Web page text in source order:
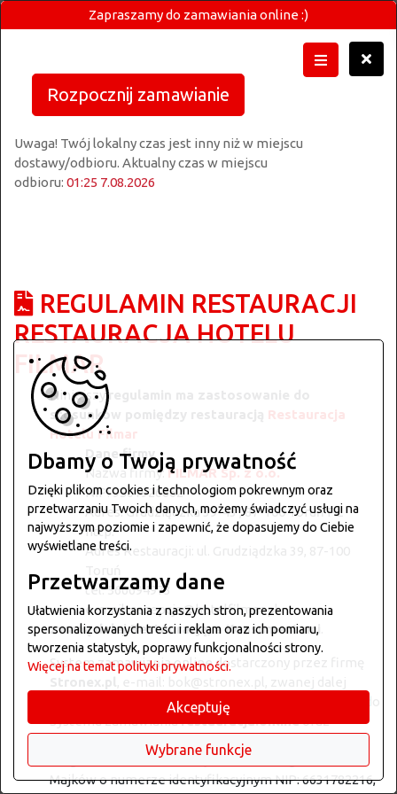
Zapraszamy do zamawiania online :)
Rozpocznij zamawianie
Uwaga! Twój lokalny czas jest inny niż w miejscu
dostawy/odbioru. Aktualny czas w miejscu
odbioru: 01:25 7.08.2026
REGULAMIN RESTAURACJI
RESTAURACJA HOTELU
FILMAR
Niniejszyregulamin ma zastosowanie do
stosunków pomiędzy restauracją Restauracja
Hotelu Filmar
Dane firmy
Nazwa firmy:FILMAR Sp. z o.o.
NIP:9561926662
Adres:Grudziądzka 39-43 , 87-100 Toruń PL
http:
Adres Restauracji:
tel:566694973
e-mail:recepcja@hotelfilmar.pl
zwaną dalej Restauracją, a Konsumentami
System zamawiania online dostarczony przez firmę
Operatorem technicznym, której przysługują prawa do
Systemu zamawianiarestauracja.onlineoraz
, oraz firma
R system - rozwiązania
z siedzibą S. Żeromskiego 44, 26-110
Majków o numerze identyfikacyjnym NIP: 6631782216,
Dbamy o Twoją prywatność
Dzięki plikom cookies i technologiom pokrewnym oraz
przetwarzaniu Twoich danych, możemy świadczyć usługi na
najwyższym poziomie i zapewnić, że dopasujemy do Ciebie
wyświetlane treści.
Przetwarzamy dane
Ułatwienia korzystania z naszych stron, prezentowania
spersonalizowanych treści i reklam oraz ich pomiaru,
tworzenia statystyk, poprawy funkcjonalności strony.
Więcej na temat polityki prywatności.
Akceptuję
Wybrane funkcje